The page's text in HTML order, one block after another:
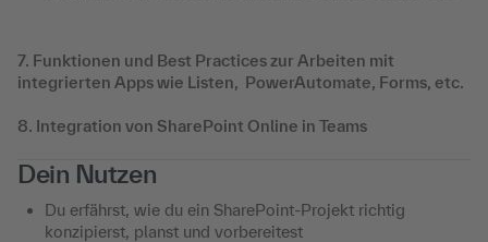
7. Funktionen und Best Practices zur Arbeiten mit
integrierten Apps wie Listen, PowerAutomate, Forms, etc.
8. Integration von SharePoint Online in Teams
Dein Nutzen
Du erfährst, wie du ein SharePoint-Projekt richtig
konzipierst, planst und vorbereitest